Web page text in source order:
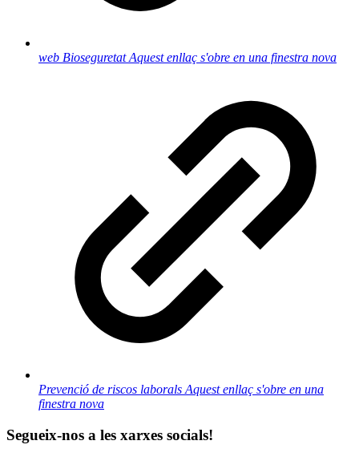
web BioseguretatAquest enllaç s'obre en una finestra nova
Prevenció de riscos laborals Aquest enllaç s'obre en una
finestra nova
Segueix-nos a les xarxes socials!